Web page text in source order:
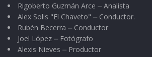
Rigoberto Guzmán Arce ⏤ Analista
Alex Solis "El Chaveto" ⏤ Conductor.
Rubén Becerra ⏤ Conductor
Joel López ⏤ Fotógrafo
Alexis Nieves ⏤ Productor